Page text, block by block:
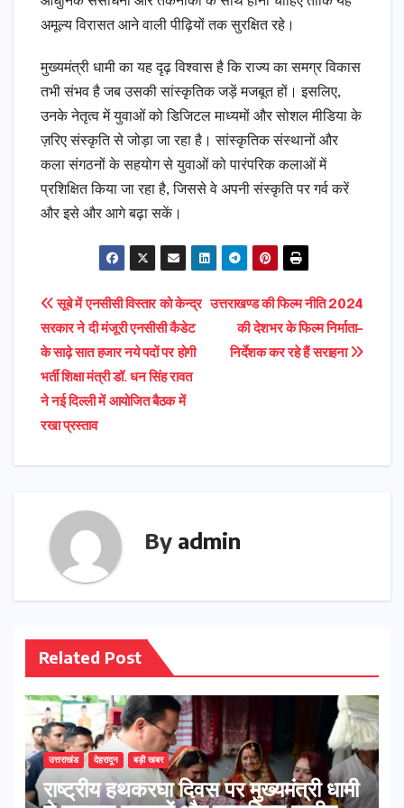
अमूल्य विरासत आने वाली पीढ़ियों तक सुरक्षित रहे।
मुख्यमंत्री धामी का यह दृढ़ विश्वास है कि राज्य का समग्र विकास
तभी संभव है जब उसकी सांस्कृतिक जड़ें मजबूत हों। इसलिए,
उनके नेतृत्व में युवाओं को डिजिटल माध्यमों और सोशल मीडिया के
ज़रिए संस्कृति से जोड़ा जा रहा है। सांस्कृतिक संस्थानों और
कला संगठनों के सहयोग से युवाओं को पारंपरिक कलाओं में
प्रशिक्षित किया जा रहा है, जिससे वे अपनी संस्कृति पर गर्व करें
और इसे और आगे बढ़ा सकें।
Post
navigation
उत्तराखण्ड की फिल्म नीति 2024
की देशभर के फिल्म निर्माता-
निर्देशक कर रहे हैं सराहना
सूबे में एनसीसी विस्तार को केन्द्र
सरकार ने दी मंजूरी एनसीसी कैडेट
के साढ़े सात हजार नये पदों पर होगी
भर्ती शिक्षा मंत्री डॉ. धन सिंह रावत
ने नई दिल्ली में आयोजित बैठक में
रखा प्रस्ताव
By admin
Related Post
उत्तराखंड देहरादून बड़ी खबर
राष्ट्रीय हथकरघा दिवस पर मुख्यमंत्री धामी